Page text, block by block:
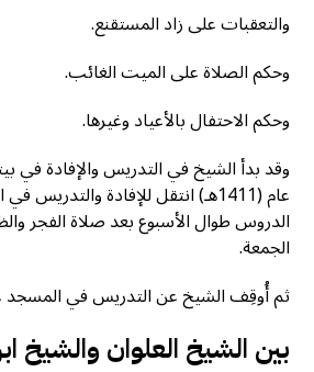
والتعقبات على زاد المستقنع.
وحكم الصلاة على الميت الغائب.
وحكم الاحتفال بالأعياد وغيرها.
عام (1411هـ) انتقل للإفادة
الدروس طوال الأسبوع بعد صلاة الفجر
الجمعة.
ثم أُوقِف الشيخ عن التدريس في المسجد عام
بين الشيخ العلوان والشيخ